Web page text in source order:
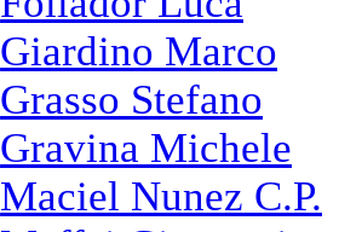
Giardino Marco
Grasso Stefano
Gravina Michele
Maciel Nunez C.P.